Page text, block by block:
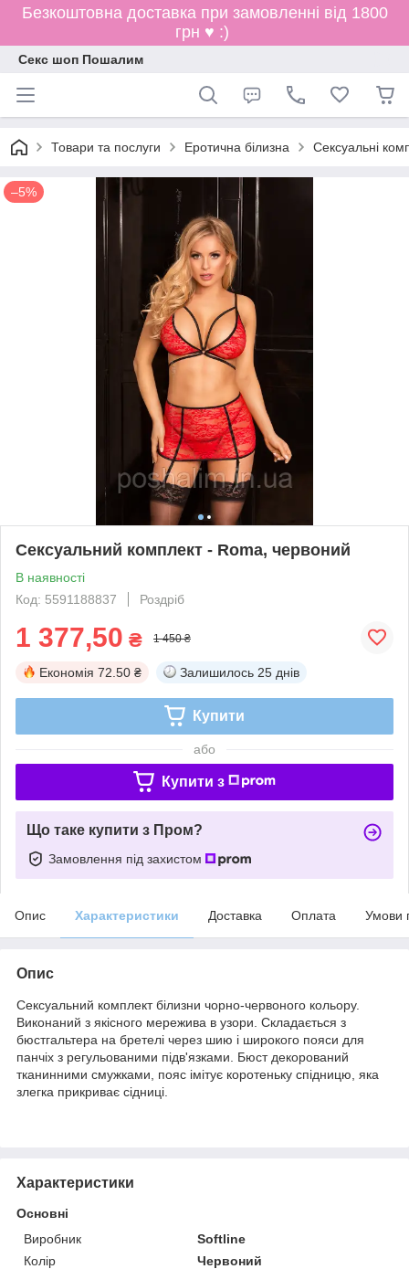
Безкоштовна доставка при замовленні від 1800
грн ♥ :)
Секс шоп Пошалим
Товари та послуги Еротична білизна Сексуальні
–5%
Сексуальний комплект - Roma, червоний
В наявності
Код: 5591188837
Роздріб
1 377,50 ₴ 1 450 ₴
Економія 72.50 ₴ Залишилось 25 днів
Купити
або
Купити з
Що таке купити з Пром?
Замовлення під захистом
Опис Характеристики Доставка Оплата Умови
Опис
Сексуальний комплект білизни чорно-червоного кольору.
Виконаний з якісного мережива в узори. Складається з
бюстгальтера на бретелі через шию і широкого пояси для
панчіх з регульованими підв'язками. Бюст декорований
тканинними смужками, пояс імітує коротеньку спідницю, яка
злегка прикриває сідниці.
Характеристики
Основні
Виробник
Softline
Колір
Червоний